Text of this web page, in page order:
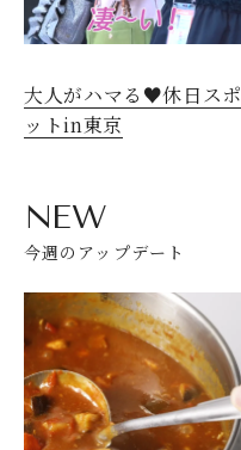
大人がハマる♥休日スポ
ットin東京
NEW
今週のアップデート